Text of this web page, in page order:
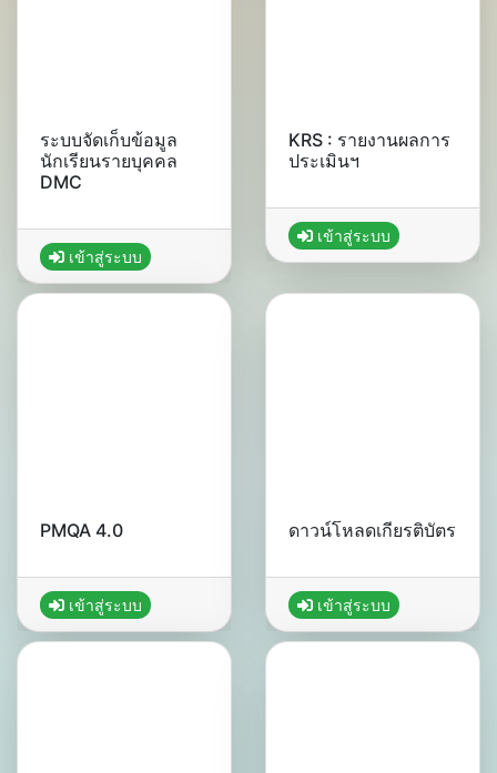
ระบบจัดเก็บข้อมูล
นักเรียนรายบุคคล
DMC
เข้าสู่ระบบ
KRS : รายงานผลการ
ประเมินฯ
เข้าสู่ระบบ
PMQA 4.0
เข้าสู่ระบบ
ดาวน์โหลดเกียรติบัตร
เข้าสู่ระบบ